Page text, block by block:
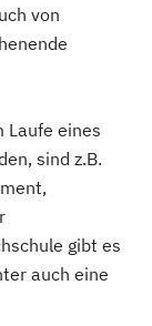
von
Laufe eines
sind z.B.
gibt es
auch eine